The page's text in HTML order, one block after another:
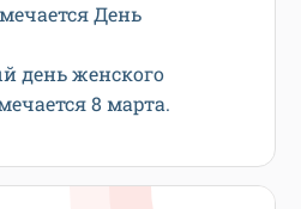
День
день женского
8 марта.